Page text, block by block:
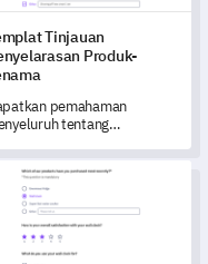
Tinjauan
Produk-
pemahaman
tentang
penyelarasan antara
dan produk anda
templat ini.
Penilaian Potensi